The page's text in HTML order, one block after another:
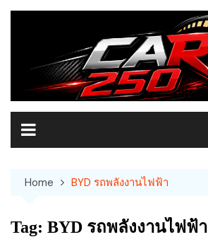
Skip
Home BYD รถพลังงานไฟฟ้า
Tag: BYD รถพลังงานไฟฟ้า